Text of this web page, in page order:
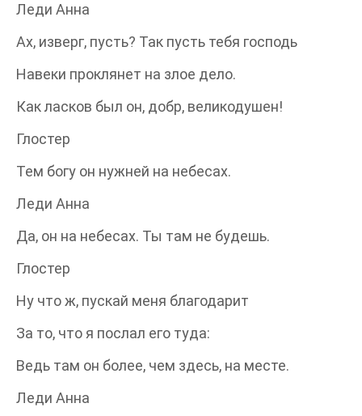
Леди Анна
Ах, изверг, пусть? Так пусть тебя господь
Навеки проклянет на злое дело.
Как ласков был он, добр, великодушен!
Глостер
Тем богу он нужней на небесах.
Леди Анна
Да, он на небесах. Ты там не будешь.
Глостер
Ну что ж, пускай меня благодарит
За то, что я послал его туда:
Ведь там он более, чем здесь, на месте.
Леди Анна